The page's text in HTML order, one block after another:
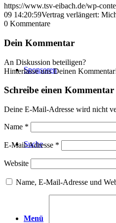
Sponsoren
Suche
Menü
https://www.tsv-eibach.de/wp-
09 14:20:59Vertrag verlängert:
0 Kommentare
Dein Kommentar
An Diskussion beteiligen?
Hinterlasse uns Deinen
Schreibe einen Kommentar
Deine E-Mail-Adresse wird nicht
Name *
E-Mail-Adresse *
Website
Name, E-Mail-Adresse und